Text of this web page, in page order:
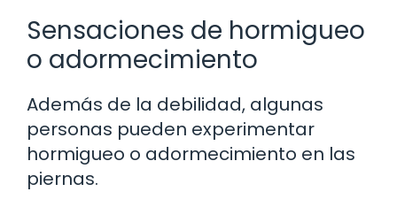
Sensaciones de hormigueo
o adormecimiento
Además de la debilidad, algunas
personas pueden experimentar
hormigueo o adormecimiento en las
piernas.